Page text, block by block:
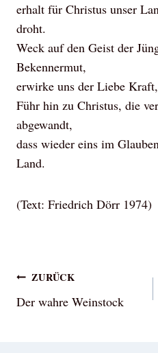
erhalt für Christus unser
droht.
Weck auf den Geist der
Bekennermut,
erwirke uns der Liebe
Führ hin zu Christus, die
abgewandt,
dass wieder eins im
Land.
(Text: Friedrich Dörr 1974)
ZURÜCK
Der wahre Weinstock